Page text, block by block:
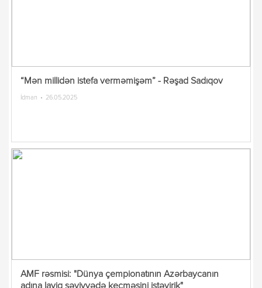
“Mən millidən istefa verməmişəm” - Rəşad Sadıqov
İdman 26.05.2025
AMF rəsmisi: "Dünya çempionatının Azərbaycanın